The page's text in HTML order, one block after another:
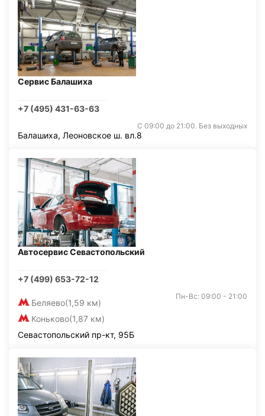
Сервис Балашиха
+7 (495) 431-63-63
С 09:00 до 21:00. Без выходных
Балашиха, Леоновское ш. вл.8
Автосервис Севастопольский
+7 (499) 653-72-12
Беляево(1,59 км)
Коньково(1,87 км)
Пн-Вс: 09:00 - 21:00
Севастопольский пр-кт, 95Б